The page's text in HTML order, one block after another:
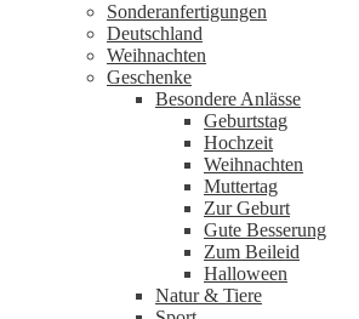
Sonderanfertigungen
Deutschland
Weihnachten
Geschenke
Besondere Anlässe
Geburtstag
Hochzeit
Weihnachten
Muttertag
Zur Geburt
Gute Besserung
Zum Beileid
Halloween
Natur & Tiere